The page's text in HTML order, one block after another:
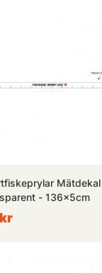
Mätdekal
- 136x5cm